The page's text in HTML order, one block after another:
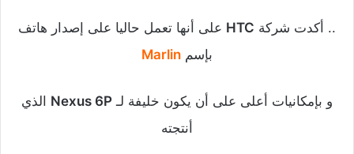
.. أكدت شركة HTC على أنها تعمل حاليا على إصدار هاتف
بإسم Marlin
و بإمكانيات أعلى على أن يكون خليفة لـ Nexus 6P الذي
أنتجته